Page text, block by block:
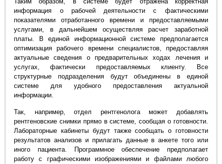
информация о рабочей деятельности с фактическими
показателями отработанного времени и предоставляемыми
услугами, в дальнейшем осуществляя расчет заработной
платы. В единой информационной системе предполагается
оптимизация рабочего времени специалистов, предоставляя
актуальные сведения о предварительных ходах лечения и
услугах, фактически предоставляемых клиенту. Все
структурные подразделения будут объединены в единой
системе для удобного предоставления актуальной
информации.
Так, например, отдел рентгенолога может добавлять
рентгеновские снимки прямо в системе, сообщая о готовности.
Лабораторные кабинеты будут также сообщать о готовности
результатов анализов и прилагать данные в анкете того или
иного пациента. Программное обеспечение предполагает
работу с графическими изображениями и файлами любого